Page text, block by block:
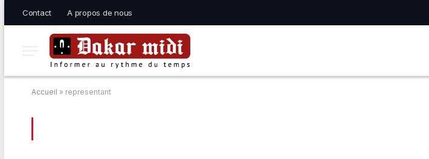
Contact A propos de nous
Accueil » representant